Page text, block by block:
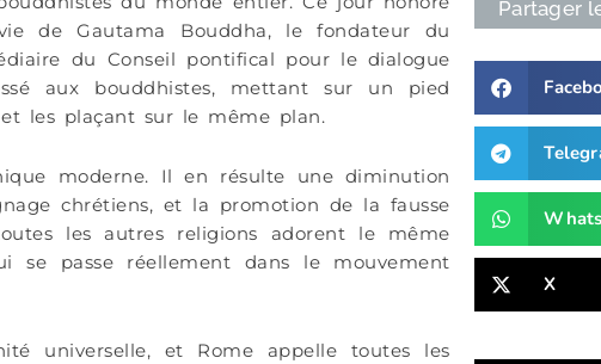
de Gautama Bouddha, le fondateur du
du Conseil pontifical pour le dialogue
aux bouddhistes, mettant sur un pied
les plaçant sur le même plan.
moderne. Il en résulte une diminution
chrétiens, et la promotion de la fausse
les autres religions adorent le même
se passe réellement dans le mouvement
universelle, et Rome appelle toutes les
Partager
X